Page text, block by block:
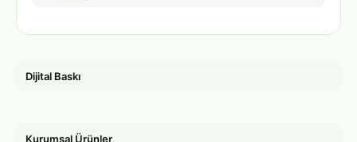
Dijital Baskı
Kurumsal Ürünler